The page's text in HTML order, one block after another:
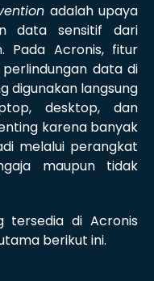
adalah upaya
data sensitif dari
Pada Acronis, fitur
data di
digunakan langsung
desktop, dan
karena banyak
melalui perangkat
maupun tidak
tersedia di Acronis
berikut ini.